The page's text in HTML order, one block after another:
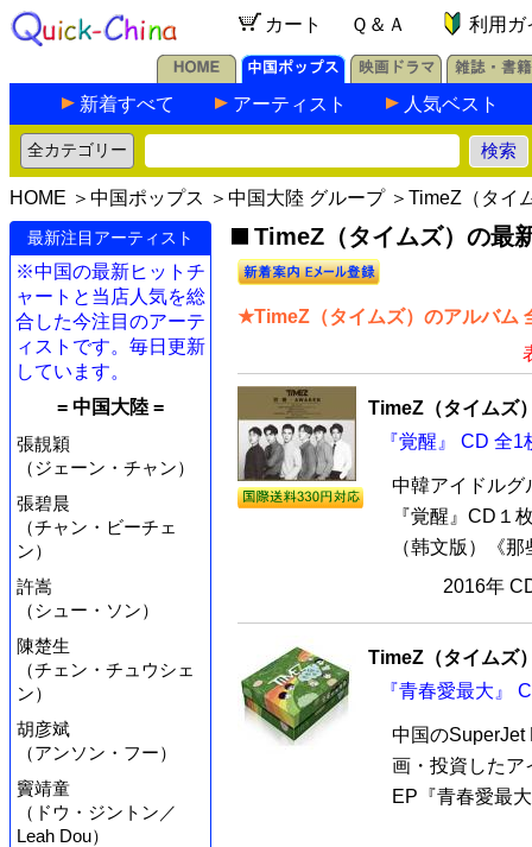
カート Ｑ＆Ａ 利用ガ
新着すべて アーティスト 人気ベスト
HOME ＞ 中国ポップス ＞ 中国大陸 グループ＞TimeZ（タイ
最新注目アーティスト
※中国の最新ヒットチ
ャートと当店人気を総
合した今注目のアーテ
ィストです。毎日更新
しています。
= 中国大陸 =
張靚穎
（ジェーン・チャン）
張碧晨
（チャン・ビーチェ
ン）
許嵩
（シュー・ソン）
陳楚生
（チェン・チュウシェ
ン）
胡彦斌
（アンソン・フー）
竇靖童
（ドウ・ジントン／
Leah Dou）
TimeZ（タイムズ）の最
★TimeZ（タイムズ）のアルバム
TimeZ（タイムズ
『覚醒』 CD 全1
中韓アイドルグ
『覚醒』CD
（韩文版）《
2016年
TimeZ（タイムズ
『青春愛最大』
中国のSuperJet
画・投資したア
EP『青春愛最